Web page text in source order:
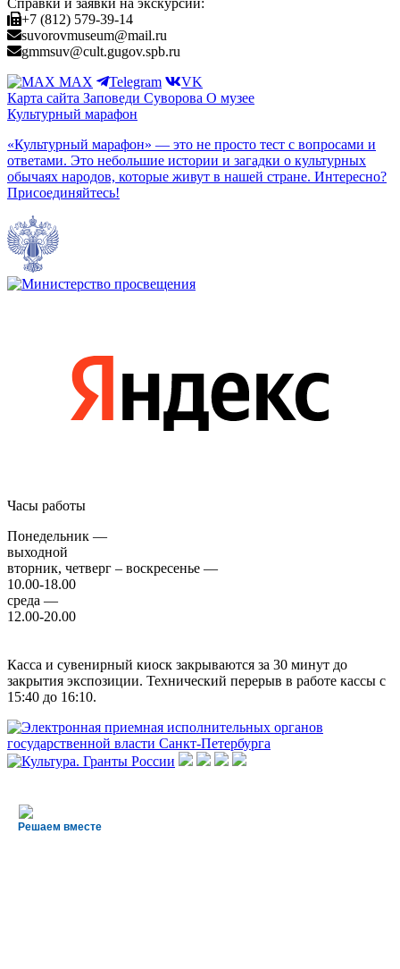
Справки и заявки на экскурсии:
+7 (812) 579-39-14
suvorovmuseum@mail.ru
gmmsuv@cult.gugov.spb.ru
MAX
Telegram
VK
Карта сайта Заповеди Cуворова О музее
Культурный марафон
«Культурный марафон» — это не просто тест с вопросами и
ответами. Это небольшие истории и загадки о культурных
обычаях народов, которые живут в нашей стране. Интересно?
Присоединяйтесь!
Часы работы
Понедельник —
выходной
вторник, четверг – воскресенье —
10.00-18.00
среда —
12.00-20.00
Касса и сувенирный киоск закрываются за 30 минут до
закрытия экспозиции. Технический перерыв в работе кассы с
15:40 до 16:10.
Решаем вместе